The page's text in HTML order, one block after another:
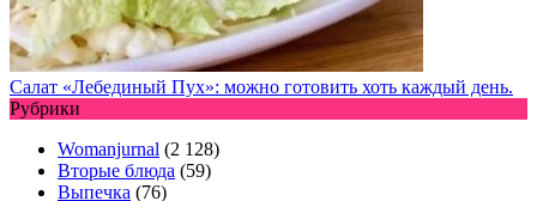
Салат «Лебединый Пух»: можно готовить хоть каждый день.
Рубрики
Womanjurnal (2 128)
Вторые блюда (59)
Выпечка (76)